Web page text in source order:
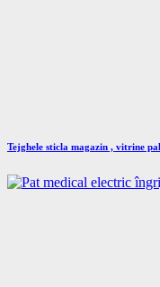
Tejghele sticla magazin , vitrine